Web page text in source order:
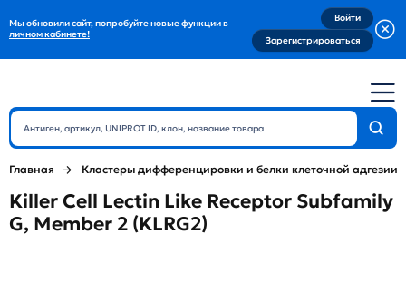
Мы обновили сайт, попробуйте новые функции в
личном кабинете!
Войти
Зарегистрироваться
Главная Кластеры дифференцировки и белки клеточной адгезии
Killer Cell Lectin Like Receptor Subfamily
G, Member 2 (KLRG2)